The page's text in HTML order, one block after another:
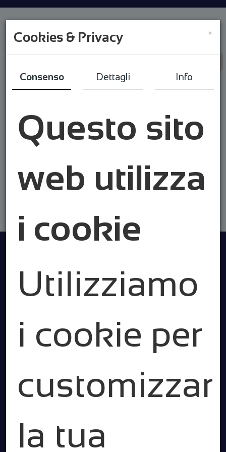
×
Cookies & Privacy
Consenso Dettagli Info
Questo sito
web utilizza
i cookie
Utilizziamo
i cookie per
la tua